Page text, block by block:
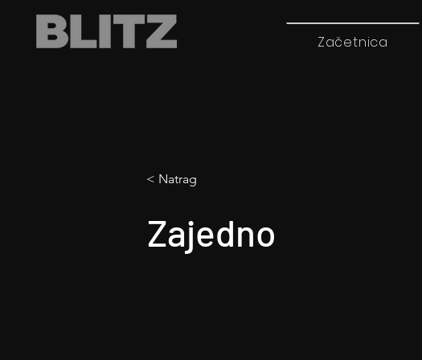
Začetnica
< Natrag
Zajedno